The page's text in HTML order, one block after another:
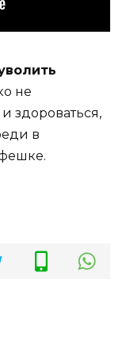
не
здороваться,
в